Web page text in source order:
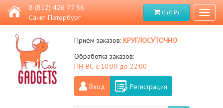
8 (812) 426 77 56
Санкт-Петербург
0 (0 ₽)
Приём заказов:круглосуточно
Обработка заказов:
ПН-ВС с 10:00 до 22:00
Вход Регистрация